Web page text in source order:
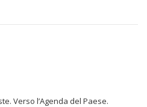
Verso l’Agenda del Paese.